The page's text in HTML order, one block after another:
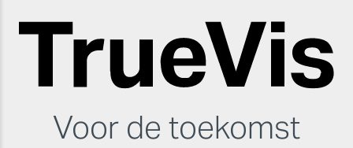
Voor de toekomst